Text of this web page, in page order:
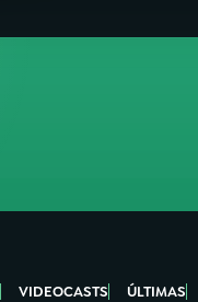
VIDEOCASTS ÚLTIMAS